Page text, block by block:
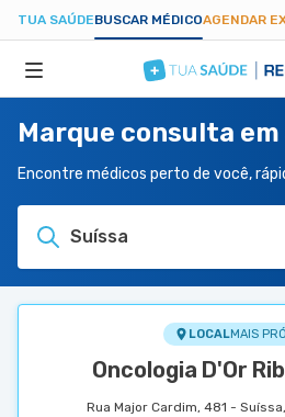
TUA SAÚDEBUSCAR MÉDICOAGENDAR
ESPECIALIDADES
HOSPITAIS
TUASAUDE.COM
Marque consulta em
Encontre médicos perto de você,
Suíssa
LOCALMAIS
Oncologia D'Or
Rua Major Cardim, 481 -